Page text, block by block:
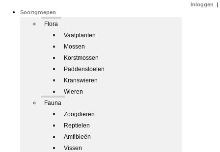
Soortgroepen
Flora
Vaatplanten
Mossen
Korstmossen
Paddenstoelen
Kranswieren
Wieren
Fauna
Zoogdieren
Reptielen
Amfibieën
Vissen
Inloggen |